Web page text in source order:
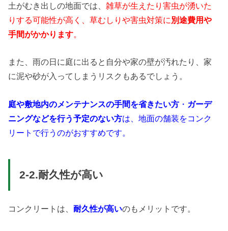
土がむき出しの地面では、雑草が生えたり害虫が湧いた
りする可能性が高く、草むしりや害虫対策に 別途費用や
手間がかかります。
また、雨の日に庭に出ると自分や家の壁が汚れたり、家
に泥や砂が入ってしまうリスクもあるでしょう。
庭や敷地内のメンテナンスの手間を省きたい方 ・ ガーデ
ニングなどを行う予定のない方は、地面の舗装をコンク
リートで行うのがおすすめです。
2-2.耐久性が高い
コンクリートは、耐久性が高いのもメリットです。